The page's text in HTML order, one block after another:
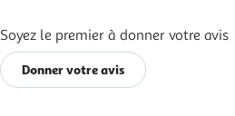
Soyez le premier à donner votre avis
Donner votre avis